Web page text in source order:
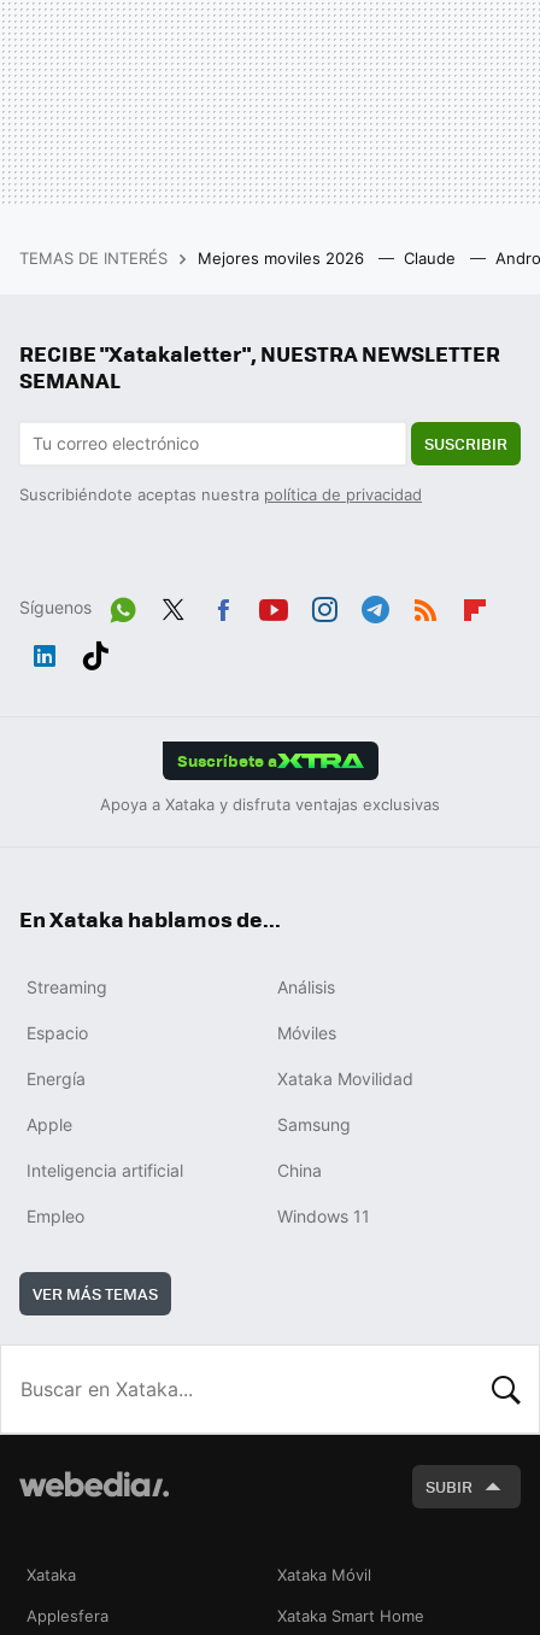
TEMAS DE INTERÉS Mejores moviles 2026 Claude
RECIBE "Xatakaletter", NUESTRA NEWSLETTER
SEMANAL
SUSCRIBIR
Suscribiéndote aceptas nuestra política de privacidad
Síguenos
Wh
Suscríbete a
Apoya a Xataka y disfruta ventajas exclusivas
En Xataka hablamos de...
Streaming Análisis
Espacio Móviles
Energía Xataka Movilidad
Apple Samsung
Inteligencia artificial China
Empleo Windows 11
VER MÁS TEMAS
SUBIR
Xataka Xataka Móvil
Applesfera Xataka Smart Home